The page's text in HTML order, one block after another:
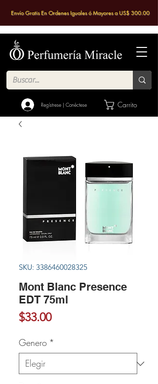
Regístrese | Conéctese Carrito
Envío Gratis En Ordenes Iguales ó Mayores a US$ 300.00
SKU: 3386460028325
Mont Blanc Presence
EDT 75ml
$33.00Precio
Genero *